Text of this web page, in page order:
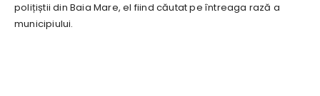
polițiștii din Baia Mare, el fiind căutat pe întreaga rază a
municipiului.